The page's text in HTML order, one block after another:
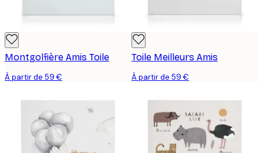
Montgolfière Amis Toile
À partir de 59 €
Toile Meilleurs Amis
À partir de 59 €